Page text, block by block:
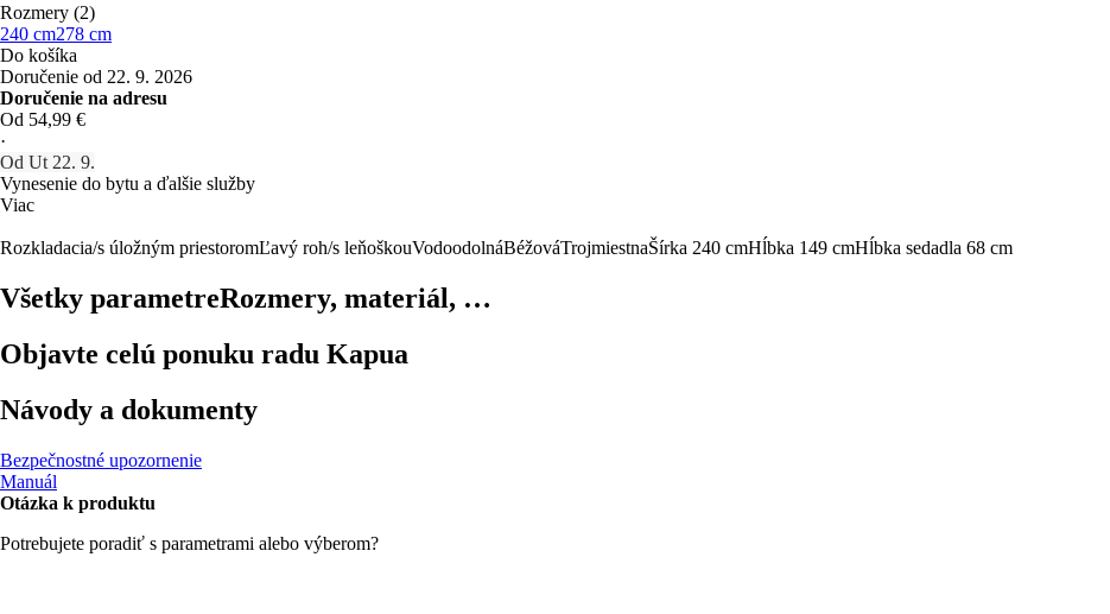
Rozmery (2)
240 cm278 cm
Do košíka
Doručenie od 22. 9. 2026
Doručenie na adresu
Od 54,99 €
·
Od Ut 22. 9.
Vynesenie do bytu a ďalšie služby
Viac
Rozkladacia/s úložným priestoromĽavý roh/s leňoškouVodoodolnáBéžováTrojmiestnaŠírka 240 cmHĺbka 149 cmHĺbka sedadla 68 cm
Všetky parametreRozmery, materiál, …
Objavte celú ponuku radu Kapua
Návody a dokumenty
Bezpečnostné upozornenie
Manuál
Otázka k produktu
Potrebujete poradiť s parametrami alebo výberom?